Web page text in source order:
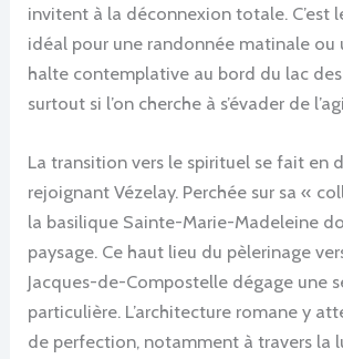
invitent à la déconnexion totale. C’est
idéal pour une randonnée matinale ou
halte contemplative au bord du lac
surtout si l’on cherche à s’évader de
La transition vers le spirituel se fait en
rejoignant Vézelay. Perchée sur sa «
la basilique Sainte-Marie-Madeleine
paysage. Ce haut lieu du pèlerinage
Jacques-de-Compostelle dégage une
particulière. L’architecture romane y
de perfection, notamment à travers la